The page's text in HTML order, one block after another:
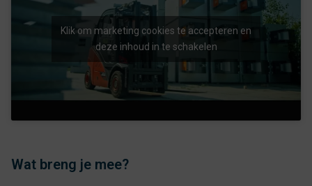
Klik om marketing cookies te accepteren en
deze inhoud in te schakelen
Wat breng je mee?